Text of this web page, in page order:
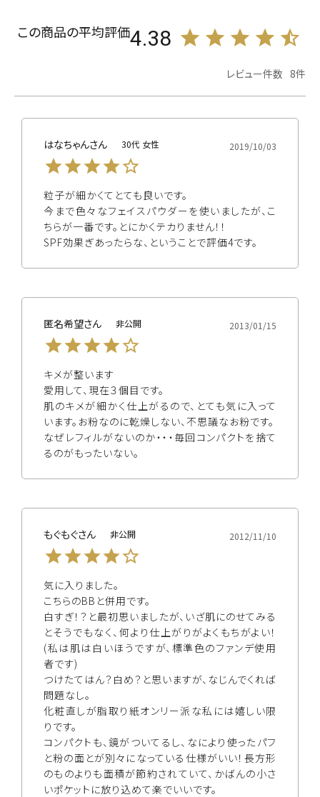
4.38
8
はなちゃん 30代 女性 2019/10/03
粒子が細かくてとても良いです。
今まで色々なフェイスパウダーを使いましたが、こ
ちらが一番です。とにかくテカりません！！
SPF効果ぎあったらな、ということで評価4です。
匿名希望 非公開 2013/01/15
キメが整います
愛用して、現在３個目です。
肌のキメが細かく仕上がるので、とても気に入って
います。お粉なのに乾燥しない、不思議なお粉です。
なぜレフィルがないのか・・・毎回コンパクトを捨て
るのがもったいない。
もぐもぐ 非公開 2012/11/10
気に入りました。
こちらのBBと併用です。
白すぎ！？と最初思いましたが、いざ肌にのせてみる
とそうでもなく、何より仕上がりがよくもちがよい！
(私は肌は白いほうですが、標準色のファンデ使用
者です)
つけたてはん？白め？と思いますが、なじんでくれば
問題なし。
化粧直しが脂取り紙オンリー派な私には嬉しい限
りです。
コンパクトも、鏡がついてるし、なにより使ったパフ
と粉の面とが別々になっている仕様がいい！長方形
のものよりも面積が節約されていて、かばんの小さ
いポケットに放り込めて楽でいいです。